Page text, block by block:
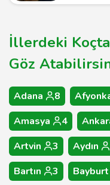
İllerdeki
Göz
Adana 8
Amasya
4
Artvin
3 Aydın
Bartın
3 Bayburt